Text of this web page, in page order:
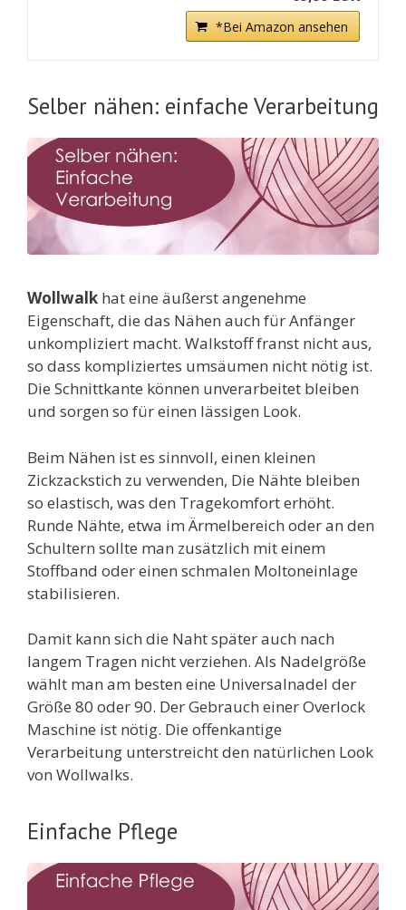
*Bei Amazon ansehen
Selber nähen: einfache Verarbeitung
Wollwalk hat eine äußerst angenehme
Eigenschaft, die das Nähen auch für Anfänger
unkompliziert macht. Walkstoff franst nicht aus,
so dass kompliziertes umsäumen nicht nötig ist.
Die Schnittkante können unverarbeitet bleiben
und sorgen so für einen lässigen Look.
Beim Nähen ist es sinnvoll, einen kleinen
Zickzackstich zu verwenden, Die Nähte bleiben
so elastisch, was den Tragekomfort erhöht.
Runde Nähte, etwa im Ärmelbereich oder an den
Schultern sollte man zusätzlich mit einem
Stoffband oder einen schmalen Moltoneinlage
stabilisieren.
Damit kann sich die Naht später auch nach
langem Tragen nicht verziehen. Als Nadelgröße
wählt man am besten eine Universalnadel der
Größe 80 oder 90. Der Gebrauch einer Overlock
Maschine ist nötig. Die offenkantige
Verarbeitung unterstreicht den natürlichen Look
von Wollwalks.
Einfache Pflege